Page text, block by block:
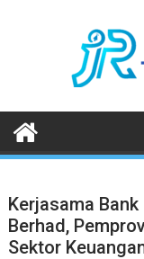
Kerjasama
Berhad,
Sektor